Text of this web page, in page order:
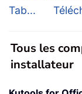
Tab...
Tous les
installateur